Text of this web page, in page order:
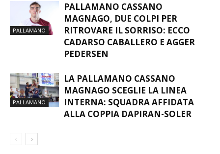
PALLAMANO
PALLAMANO CASSANO
MAGNAGO, DUE COLPI PER
RITROVARE IL SORRISO: ECCO
CADARSO CABALLERO E AGGER
PEDERSEN
PALLAMANO
LA PALLAMANO CASSANO
MAGNAGO SCEGLIE LA LINEA
INTERNA: SQUADRA AFFIDATA
ALLA COPPIA DAPIRAN-SOLER